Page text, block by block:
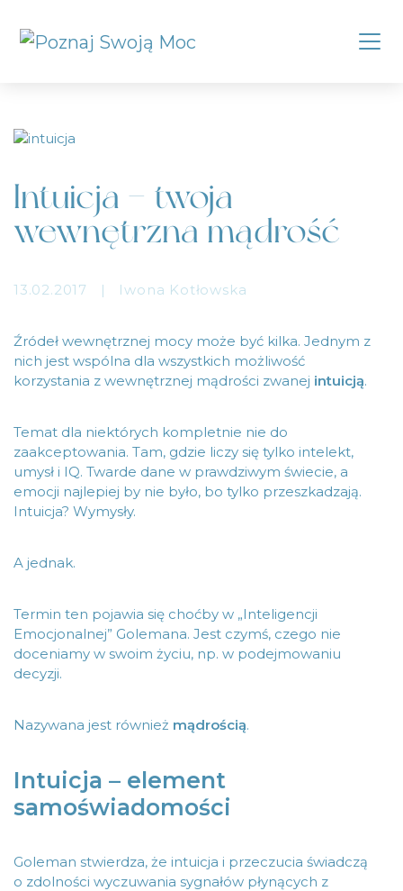
Intuicja – twoja
wewnętrzna mądrość
13.02.2017 | Iwona Kotłowska
Źródeł wewnętrznej mocy może być kilka. Jednym z
nich jest wspólna dla wszystkich możliwość
korzystania z wewnętrznej mądrości zwanej intuicją.
Temat dla niektórych kompletnie nie do
zaakceptowania. Tam, gdzie liczy się tylko intelekt,
umysł i IQ. Twarde dane w prawdziwym świecie, a
emocji najlepiej by nie było, bo tylko przeszkadzają.
Intuicja? Wymysły.
A jednak.
Termin ten pojawia się choćby w „Inteligencji
Emocjonalnej” Golemana. Jest czymś, czego nie
doceniamy w swoim życiu, np. w podejmowaniu
decyzji.
Nazywana jest również mądrością.
Intuicja – element
samoświadomości
Goleman stwierdza, że intuicja i przeczucia świadczą
o zdolności wyczuwania sygnałów płynących z